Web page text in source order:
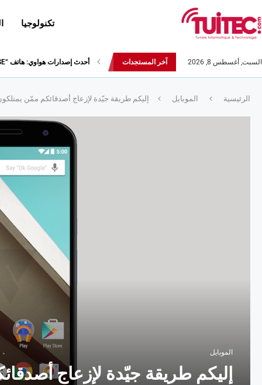
تكنولوجيا
السبت, أغسطس 8, 2026 آخر المستجدات أحدث إصدارات هواوي: هاتف “nova 8 SE” ينطلق رسميا مع أربع...
الرئيسية الموبايل إليكم طريقة جيّدة لإزعاج أصدقائكم ممّن يمتلكون
الموبايل
إليكم طريقة جيّدة لإزعاج